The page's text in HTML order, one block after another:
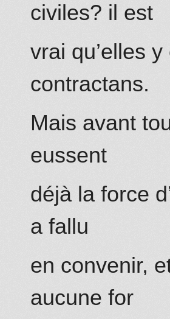
civiles? il est
vrai qu’elles
contractans.
Mais avant
eussent
déjà la force
a fallu
en convenir,
aucune for